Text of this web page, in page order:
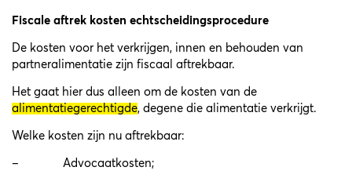
Fiscale aftrek kosten echtscheidingsprocedure
De kosten voor het verkrijgen, innen en behouden van
partneralimentatie zijn fiscaal aftrekbaar.
Het gaat hier dus alleen om de kosten van de
alimentatiegerechtigde, degene die alimentatie verkrijgt.
Welke kosten zijn nu aftrekbaar:
– Advocaatkosten;